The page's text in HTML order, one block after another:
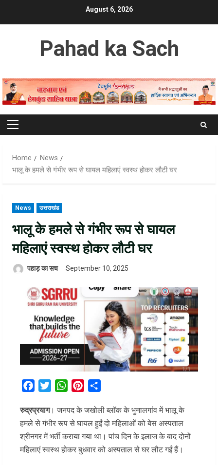
August 6, 2026
Pahad ka Sach
Primary
Home
News
भालू के हमले से गंभीर रूप से घायल महिलाएं स्वस्थ होकर लौटी घर
News उत्तराखंड
भालू के हमले से गंभीर रूप से घायल
महिलाएं स्वस्थ होकर लौटी घर
पहाड़ का सच September 10, 2025
FacebookTwitterWhatsAppPinterest
रुद्रप्रयाग। जनपद के जखोली ब्लॉक के भुनालगांव में भालू के
हमले से गंभीर रूप से घायल हुईं दो महिलाओं को बेस अस्पताल
श्रीनगर में भर्ती कराया गया था। पांच दिन के इलाज के बाद दोनों
महिलाएं स्वस्थ होकर बुधवार को अस्पताल से घर लौट गईं हैं।